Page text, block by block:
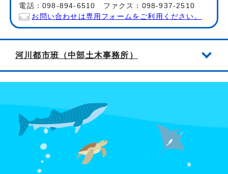
電話：098-894-6510 ファクス：098-937-2510
お問い合わせは専用フォームをご利用ください。
河川都市班（中部土木事務所）